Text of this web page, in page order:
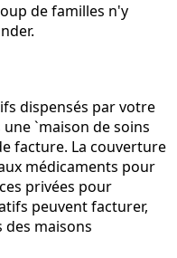
de familles n'y
dispensés par votre
une `maison de soins
facture. La couverture
médicaments pour
privées pour
peuvent facturer,
maisons